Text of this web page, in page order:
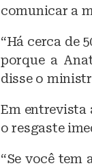
comunicar a
“Há cerca de
porque a
disse o
Em entrevista
o resgaste
“Se você tem